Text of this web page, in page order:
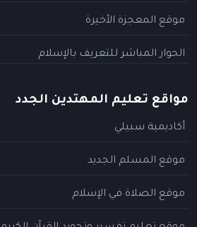
موقع المعجزة الأخيرة
الحوار المباشر للتعريف بالإسلام
مواقع تعليم المهتدين الجدد
أكاديمية سبيلي
موقع المسلم الجديد
موقع الصلاة في الإسلام